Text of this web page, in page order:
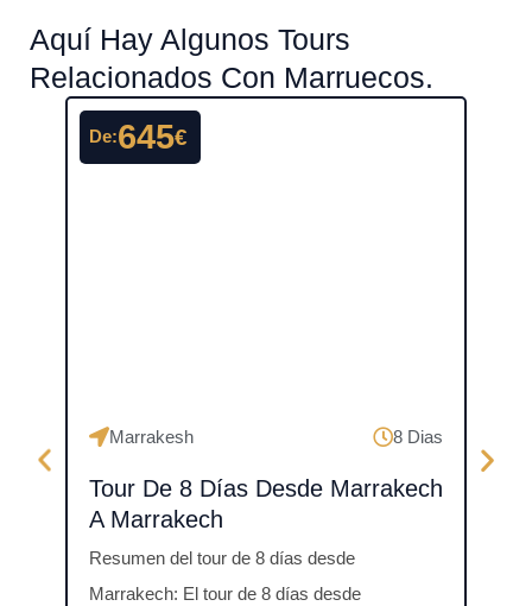
Aquí Hay Algunos Tours
Relacionados Con Marruecos.
De:645€
Marrakesh 8 Dias
Tour De 8 Días Desde Marrakech
A Marrakech
Resumen del tour de 8 días desde
Marrakech: El tour de 8 días desde